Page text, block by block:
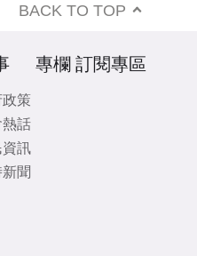
BACK TO TOP
策
話
訊
聞
專欄 訂閱專區